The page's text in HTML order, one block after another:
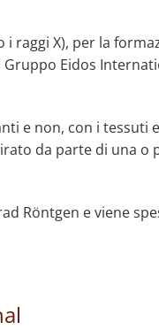
raggi X), per la
Eidos
e non, con i tessuti
da parte di una o
Röntgen e viene